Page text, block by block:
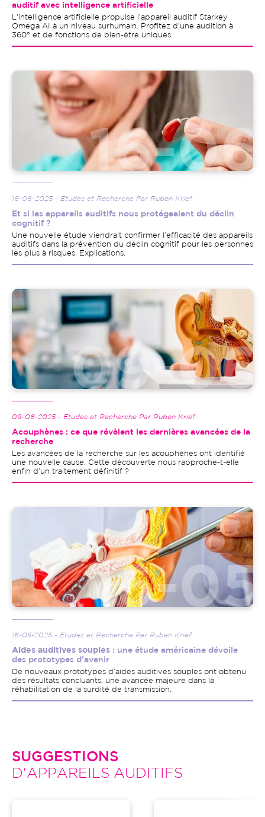
auditif avec intelligence artificielle
L'intelligence artificielle propulse l'appareil auditif Starkey
Omega AI à un niveau surhumain. Profitez d'une audition à
360° et de fonctions de bien-être uniques.
Image
16-06-2025 - Etudes et Recherche Par Ruben Krief
Et si les appareils auditifs nous protégeaient du déclin
cognitif ?
Une nouvelle étude viendrait confirmer l’efficacité des appareils
auditifs dans la prévention du déclin cognitif pour les personnes
les plus à risques. Explications.
Image
09-06-2025 - Etudes et Recherche Par Ruben Krief
Acouphènes : ce que révèlent les dernières avancées de la
recherche
Les avancées de la recherche sur les acouphènes ont identifié
une nouvelle cause. Cette découverte nous rapproche-t-elle
enfin d’un traitement définitif ?
Image
16-05-2025 - Etudes et Recherche Par Ruben Krief
Aides auditives souples : une étude américaine dévoile
des prototypes d’avenir
De nouveaux prototypes d’aides auditives souples ont obtenu
des résultats concluants, une avancée majeure dans la
réhabilitation de la surdité de transmission.
SUGGESTIONS
D'APPAREILS AUDITIFS